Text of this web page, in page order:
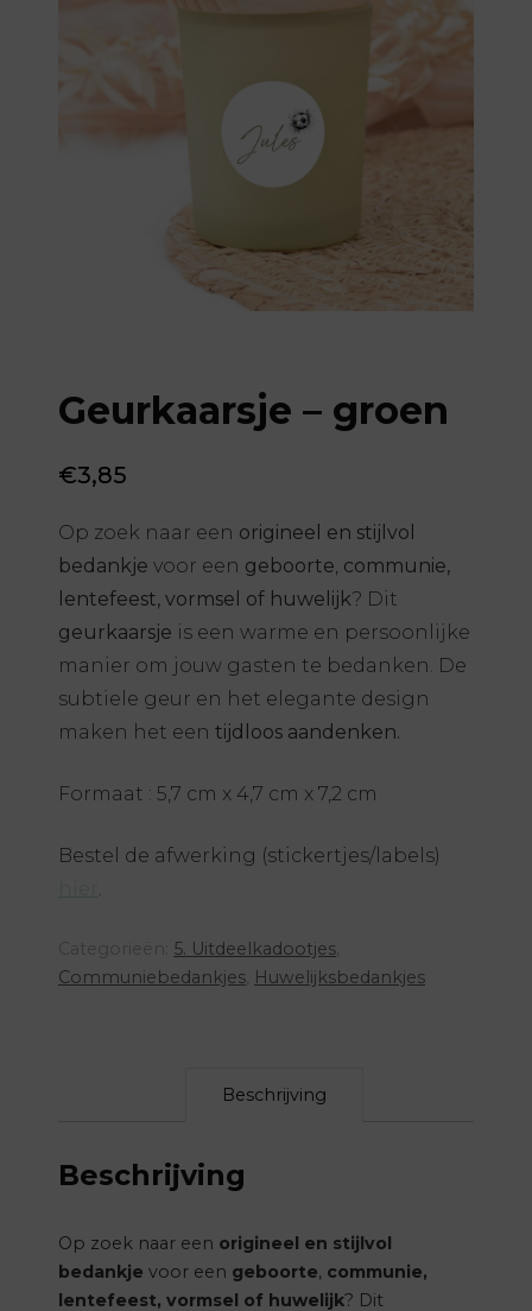
Geurkaarsje – groen
€3,85
Op zoek naar een origineel en stijlvol
bedankje voor een geboorte communie,
lentefeest, vormsel of huwelijk? Dit
geurkaarsje is een warme en persoonlijke
manier om jouw gasten te bedanken. De
subtiele geur en het elegante design
maken het een tijdloos aandenken.
Formaat : 5,7 cm x 4,7 cm x 7,2 cm
Bestel de afwerking (stickertjes/labels)
5. Uitdeelkadootjes
Communiebedankjes Huwelijksbedankjes
Beschrijving
Beschrijving
Op zoek naar een origineel en stijlvol
bedankje voor een geboorte, communie,
lentefeest, vormsel of huwelijk? Dit